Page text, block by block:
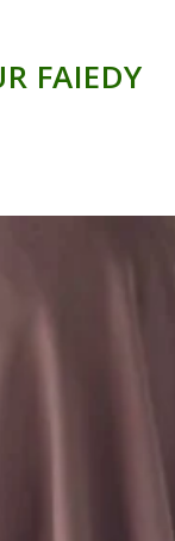
FAIEDY